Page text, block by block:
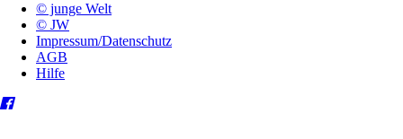
© junge Welt
© JW
Impressum/Datenschutz
AGB
Hilfe